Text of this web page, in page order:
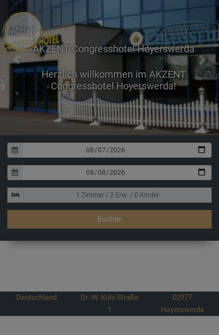
AKZENT Congresshotel Hoyerswerda
Previous Next
Buchen
Deutschland
Dr.-W.-Külz-Straße
1
02977
Hoyerswerda